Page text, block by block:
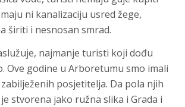
ni kanalizaciju usred žege,
širiti i nesnosan smrad.
najmanje turisti koji dođu
Ove godine u Arboretumu smo imali
posjetitelja. Da pola njih
stvorena jako ružna slika i Grada i